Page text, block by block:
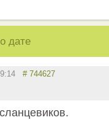
дате
# 744627